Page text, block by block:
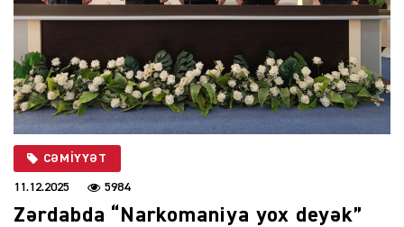
CƏMIYYƏT
11.12.2025 5984
Zərdabda “Narkomaniya yox deyək”